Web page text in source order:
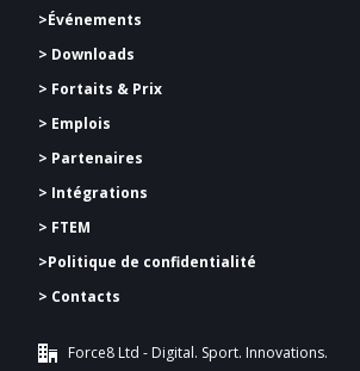
>Événements
> Downloads
> Fortaits & Prix
> Emplois
> Partenaires
> Intégrations
> FTEM
>Politique de confidentialité
> Contacts
Force8 Ltd - Digital. Sport. Innovations.